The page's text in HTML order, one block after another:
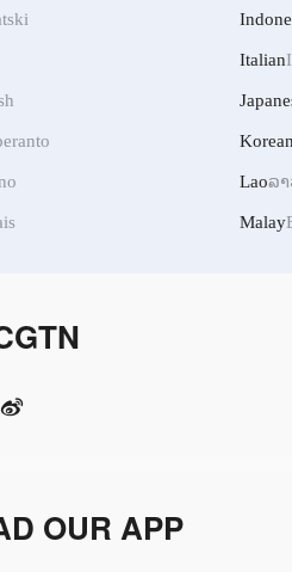
Italian
Korean
Laoລ
Malay
OUR APP